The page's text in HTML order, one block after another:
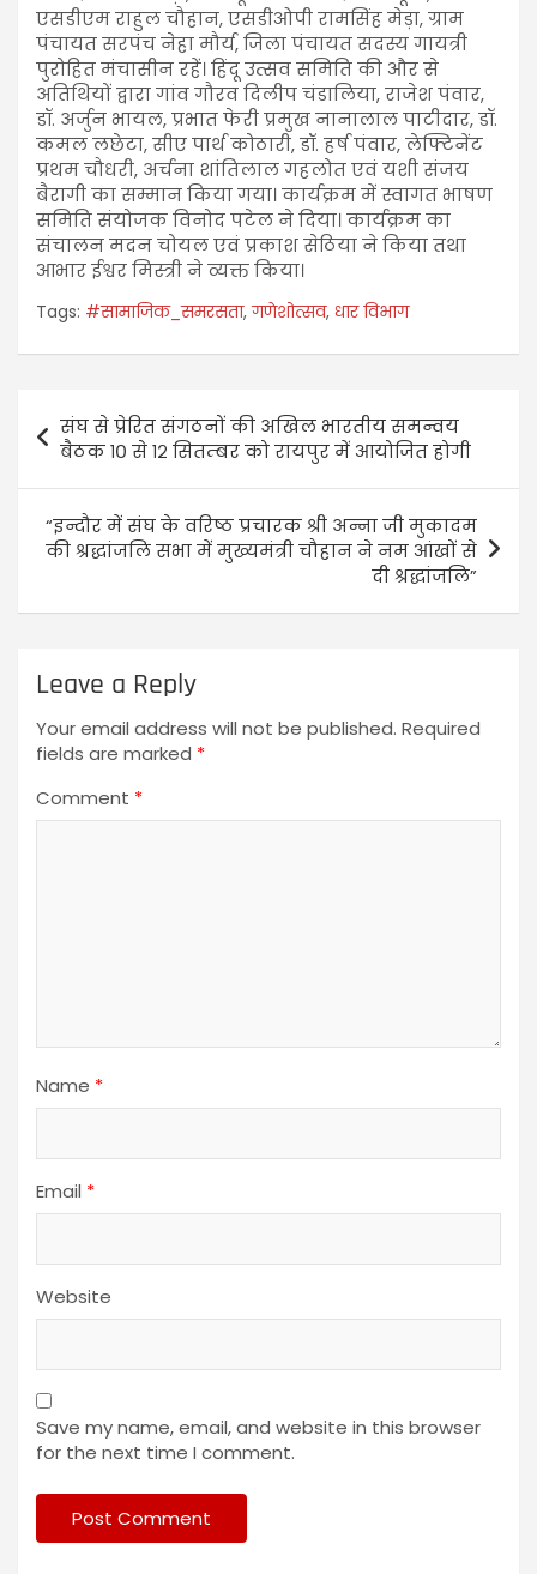
एसडीएम राहुल चौहान, एसडीओपी रामसिंह मेड़ा, ग्राम
पंचायत सरपंच नेहा मौर्य, जिला पंचायत सदस्य गायत्री
पुरोहित मंचासीन रहें। हिंदू उत्सव समिति की और से
अतिथियों द्वारा गांव गौरव दिलीप चंडालिया, राजेश पंवार,
डॉ. अर्जुन भायल, प्रभात फेरी प्रमुख नानालाल पाटीदार, डॉ.
कमल लछेटा, सीए पार्थ कोठारी, डॉ. हर्ष पंवार, लेफ्टिनेंट
प्रथम चौधरी, अर्चना शांतिलाल गहलोत एवं यशी संजय
बैरागी का सम्मान किया गया। कार्यक्रम में स्वागत भाषण
समिति संयोजक विनोद पटेल ने दिया। कार्यक्रम का
संचालन मदन चोयल एवं प्रकाश सेठिया ने किया तथा
आभार ईश्वर मिस्त्री ने व्यक्त किया।
Tags: #सामाजिक_समरसता,गणेशोत्सव, धार विभाग
संघ से प्रेरित संगठनों की अखिल भारतीय समन्वय
बैठक १० से १२ सितम्बर को रायपुर में आयोजित होगी
“इन्दौर में संघ के वरिष्ठ प्रचारक श्री अन्ना जी मुकादम
की श्रद्धांजलि सभा में मुख्यमंत्री चौहान ने नम आंखों से
दी श्रद्धांजलि”
Leave a Reply
Your email address will not be published. Required
fields are marked *
Comment *
Name *
Email *
Website
Save my name, email, and website in this browser
for the next time I comment.